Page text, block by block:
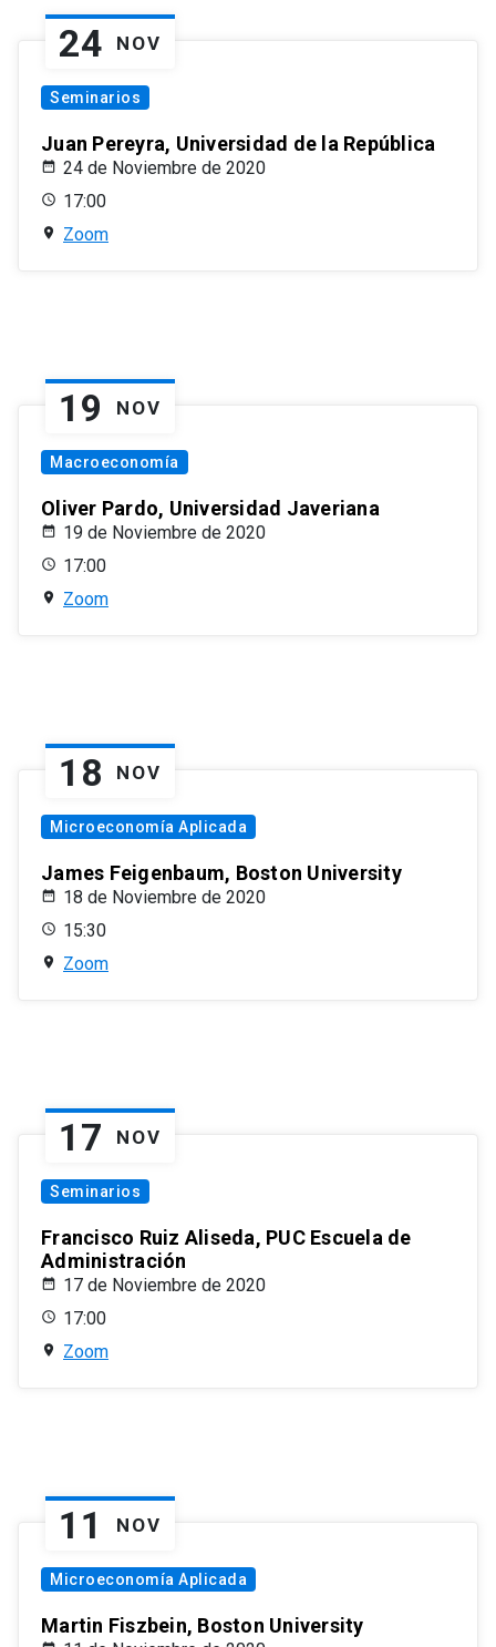
24 NOV
Seminarios
Juan Pereyra, Universidad de la República
24 de Noviembre de 2020
17:00
Zoom
19 NOV
Macroeconomía
Oliver Pardo, Universidad Javeriana
19 de Noviembre de 2020
17:00
Zoom
18 NOV
Microeconomía Aplicada
James Feigenbaum, Boston University
18 de Noviembre de 2020
15:30
Zoom
17 NOV
Seminarios
Francisco Ruiz Aliseda, PUC Escuela de
Administración
17 de Noviembre de 2020
17:00
Zoom
11 NOV
Microeconomía Aplicada
Martin Fiszbein, Boston University